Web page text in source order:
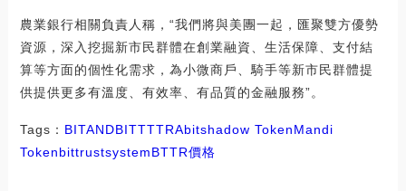
農業銀行相關負責人稱，“我們將與美團一起，匯聚雙方優勢
資源，深入挖掘新市民群體在創業融資、生活保障、支付結
算等方面的個性化需求，為小微商戶、騎手等新市民群體提
供提供更多有溫度、有效率、有品質的金融服務”。
Tags： BITANDBITTTTRAbitshadow TokenMandi
TokenbittrustsystemBTTR價格